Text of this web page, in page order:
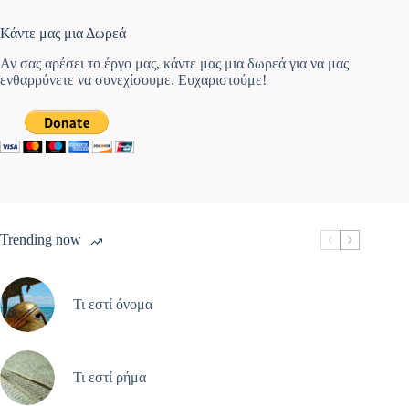
Κάντε μας μια Δωρεά
Αν σας αρέσει το έργο μας, κάντε μας μια δωρεά για να μας
ενθαρρύνετε να συνεχίσουμε. Ευχαριστούμε!
Trending now
Τι εστί όνομα
Τι εστί ρήμα